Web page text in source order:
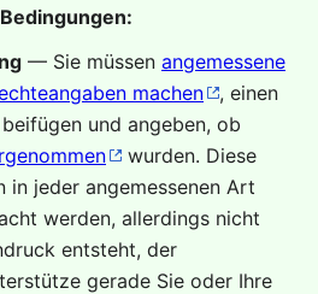
— Sie müssen angemessene
machen
, einen
und angeben, ob
wurden. Diese
in jeder angemessenen Art
werden, allerdings nicht
entsteht, der
gerade Sie oder Ihre